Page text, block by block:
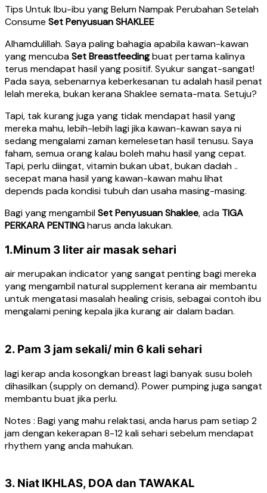
Tips Untuk Ibu-ibu yang Belum Nampak Perubahan Setelah
Consume Set Penyusuan SHAKLEE
Alhamdulillah. Saya paling bahagia apabila kawan-kawan
yang mencubaSet Breastfeedingbuat pertama kalinya
terus mendapat hasil yang positif. Syukur sangat-sangat!
Pada saya, sebenarnya keberkesanan tu adalah hasil penat
lelah mereka, bukan kerana Shaklee semata-mata. Setuju?
Tapi, tak kurang juga yang tidak mendapat hasil yang
mereka mahu, lebih-lebih lagi jika kawan-kawan saya ni
sedang mengalami zaman kemelesetan hasil tenusu. Saya
faham, semua orang kalau boleh mahu hasil yang cepat.
Tapi, perlu diingat, vitamin bukan ubat, bukan dadah ..
secepat mana hasil yang kawan-kawan mahu lihat
depends pada kondisi tubuh dan usaha masing-masing.
Bagi yang mengambilSet Penyusuan Shaklee, ada TIGA
PERKARA PENTINGharus anda lakukan.
1.Minum 3 liter air masak sehari
air merupakan indicator yang sangat penting bagi mereka
yang mengambil natural supplement kerana air membantu
untuk mengatasi masalah healing crisis, sebagai contoh ibu
mengalami pening kepala jika kurang air dalam badan.
2. Pam 3 jam sekali/ min 6 kali sehari
lagi kerap anda kosongkan breast lagi banyak susu boleh
dihasilkan (supply on demand). Power pumping juga sangat
membantu buat jika perlu.
Notes : Bagi yang mahu relaktasi, anda harus pam setiap 2
jam dengan kekerapan 8-12 kali sehari sebelum mendapat
rhythem yang anda mahukan.
3. Niat IKHLAS, DOA dan TAWAKAL